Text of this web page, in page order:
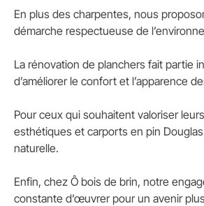
En plus des charpentes, nous
démarche respectueuse de
La rénovation de planchers fait partie
d’améliorer le confort et l’apparence
Pour ceux qui souhaitent valoriser
esthétiques et carports en pin
naturelle.
Enfin, chez Ô bois de brin, notre
constante d’œuvrer pour un avenir